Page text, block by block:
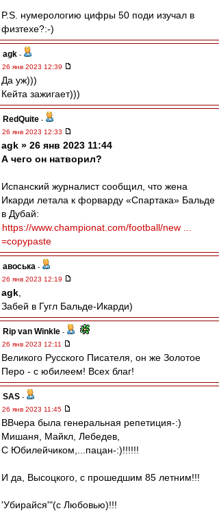
P.S. нумерологию цифры 50 поди изучал в
физтехе?:-)
agk -
26 янв 2023 12:39
Да уж)))
Кейта зажигает)))
RedQuite -
26 янв 2023 12:33
agk » 26 янв 2023 11:44
А чего он натворил?
Испанский журналист сообщил, что жена
Икарди летала к форварду «Спартака» Бальде
в Дубай:
https://www.championat.com/football/new ...
=copypaste
авоська -
26 янв 2023 12:19
agk
Забей в Гугл Бальде-Икарди)
Rip van Winkle -
26 янв 2023 12:11
Великого Русского Писателя, он же Золотое
Перо - с юбилеем! Всех благ!
SAS -
26 янв 2023 11:45
ВВчера была генеральная репетиция-:)
Мишаня, Майкл, Лебедев,
С Юбилейчиком,...пацан-:)!!!!!!
И да, Высоцкого, с прошедшим 85 летним!!!
'Убирайся'"(с Любовью)!!!